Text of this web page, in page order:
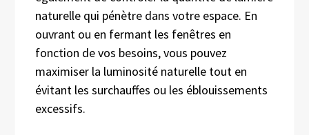
naturelle qui pénètre dans votre espace. En
ouvrant ou en fermant les fenêtres en
fonction de vos besoins, vous pouvez
maximiser la luminosité naturelle tout en
évitant les surchauffes ou les éblouissements
excessifs.